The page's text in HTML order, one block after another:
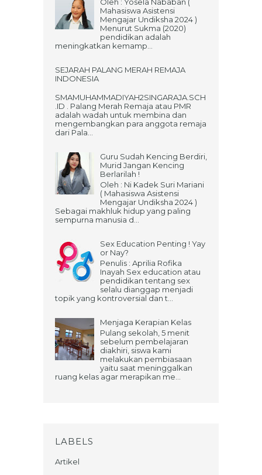
Mahasiswa Asistensi
Mengajar Undiksha 2024 )
Menurut Sukma (2020)
pendidikan adalah
meningkatkan kemamp...
SEJARAH PALANG MERAH REMAJA
INDONESIA
SMAMUHAMMADIYAH2SINGARAJA.SCH
.ID . Palang Merah Remaja atau PMR
adalah wadah untuk membina dan
mengembangkan para anggota remaja
dari Pala...
Guru Sudah Kencing Berdiri,
Murid Jangan Kencing
Berlarilah !
Oleh : Ni Kadek Suri Mariani
( Mahasiswa Asistensi
Mengajar Undiksha 2024 )
Sebagai makhluk hidup yang paling
sempurna manusia d...
Sex Education Penting ! Yay
or Nay?
Penulis : Aprilia Rofika
Inayah Sex education atau
pendidikan tentang sex
selalu dianggap menjadi
topik yang kontroversial dan t...
Menjaga Kerapian Kelas
Pulang sekolah, 5 menit
sebelum pembelajaran
diakhiri, siswa kami
melakukan pembiasaan
yaitu saat meninggalkan
ruang kelas agar merapikan me...
LABELS
Artikel